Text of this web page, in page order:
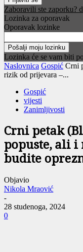
Zaboravili ste zaporku?
Lozinka za oporavak
Oporavak lozinke
Lozinka će se vam biti
Naslovnica Gospić Crni
rizik od prijevara –...
Gospić
vijesti
Zanimljivosti
Crni petak
popuste, ali
budite
Objavio
Nikola Mraović
-
28 studenoga, 2024
0